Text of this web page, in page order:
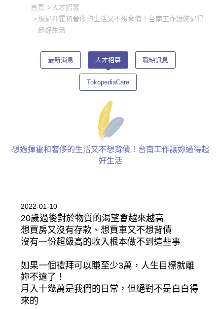
首頁
人才招募
想過揮霍和奢侈的生活又不想背債！台南工作讓妳過得
起好生活
最新消息 人才招募 職缺訊息
TokopediaCare
想過揮霍和奢侈的生活又不想背債！台南工作讓妳過得起
好生活
2022-01-10
20歲過後對於物質的渴望會越來越高
想買房又沒有存款、想買車又不想背債
沒有一份超級高的收入根本做不到這些事
如果一個禮拜可以賺至少3萬，人生目標就離
妳不遠了！
月入十幾萬是我們的日常，但絕對不是白白得
來的